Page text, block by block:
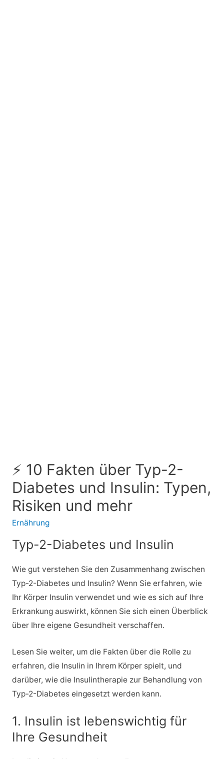
⚡ 10 Fakten über Typ-2-
Diabetes und Insulin: Typen,
Risiken und mehr
Ernährung
Typ-2-Diabetes und Insulin
Wie gut verstehen Sie den Zusammenhang zwischen
Typ-2-Diabetes und Insulin? Wenn Sie erfahren, wie
Ihr Körper Insulin verwendet und wie es sich auf Ihre
Erkrankung auswirkt, können Sie sich einen Überblick
über Ihre eigene Gesundheit verschaffen.
Lesen Sie weiter, um die Fakten über die Rolle zu
erfahren, die Insulin in Ihrem Körper spielt, und
darüber, wie die Insulintherapie zur Behandlung von
Typ-2-Diabetes eingesetzt werden kann.
1. Insulin ist lebenswichtig für
Ihre Gesundheit